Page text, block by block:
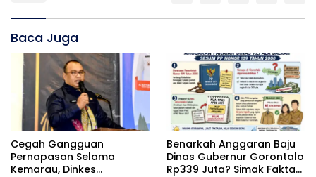
Baca Juga
Cegah Gangguan
Pernapasan Selama
Kemarau, Dinkes
Benarkah Anggaran Baju
Dinas Gubernur Gorontalo
Rp339 Juta? Simak Fakta